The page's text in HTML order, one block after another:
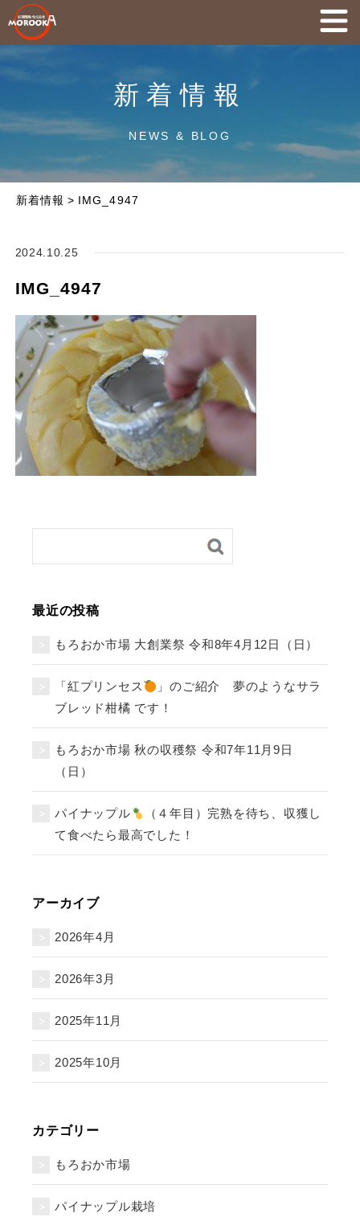
新着情報
NEWS & BLOG
新着情報 > IMG_4947
2024.10.25
IMG_4947
最近の投稿
もろおか市場 大創業祭 令和8年4月12日（日）
「紅プリンセス
」のご紹介 夢のようなサラ
ブレッド柑橘 です！
もろおか市場 秋の収穫祭 令和7年11月9日
（日）
パイナップル
（４年目）完熟を待ち、収獲し
て食べたら最高でした！
アーカイブ
2026年4月
2026年3月
2025年11月
2025年10月
カテゴリー
もろおか市場
パイナップル栽培